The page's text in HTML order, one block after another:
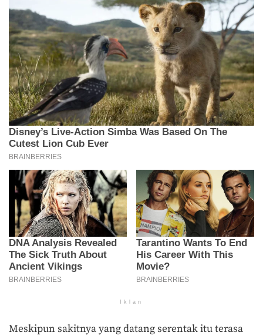
Iklan
Meskipun sakitnya yang datang serentak itu terasa